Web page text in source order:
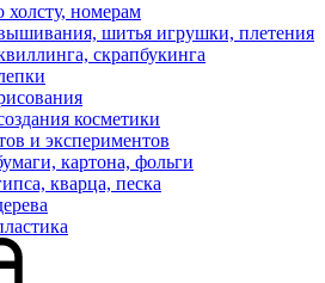
номерам
шитья игрушки, плетения
скрапбукинга
косметики
и экспериментов
картона, фольги
кварца, песка